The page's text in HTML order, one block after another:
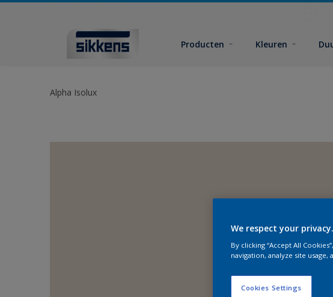
Producten Kleuren
Alpha Isolux
We respect your privacy.
By clicking “Accept All
navigation, analyze site
Cookies Settings